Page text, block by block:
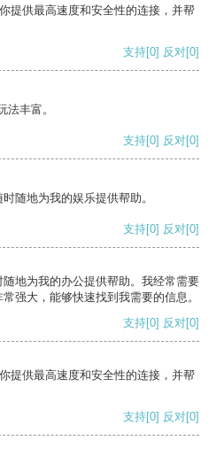
提供最高速度和安全性的连接，并帮
支持[0] 反对[0]
丰富。
支持[0] 反对[0]
随地为我的娱乐提供帮助。
支持[0] 反对[0]
地为我的办公提供帮助。我经常需要
强大，能够快速找到我需要的信息。
支持[0] 反对[0]
提供最高速度和安全性的连接，并帮
支持[0] 反对[0]